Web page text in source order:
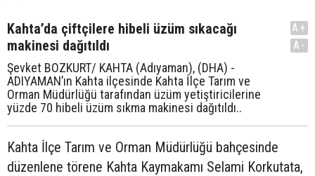
Kahta’da çiftçilere hibeli üzüm sıkacağı
makinesi dağıtıldı
Şevket BOZKURT/ KAHTA (Adıyaman), (DHA) -
ADIYAMAN’ın Kahta ilçesinde Kahta İlçe Tarım ve
Orman Müdürlüğü tarafından üzüm yetiştiricilerine
yüzde 70 hibeli üzüm sıkma makinesi dağıtıldı..
A+
A-
Kahta İlçe Tarım ve Orman Müdürlüğü bahçesinde
düzenlene törene Kahta Kaymakamı Selami Korkutata,